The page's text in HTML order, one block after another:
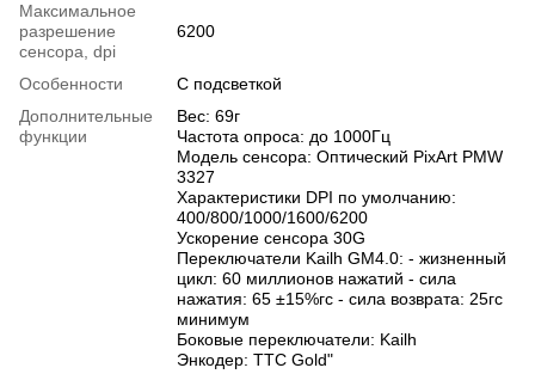
Максимальное
разрешение
сенсора, dpi
6200
Особенности
С подсветкой
Дополнительные
функции
Вес: 69г
Частота опроса: до 1000Гц
Модель сенсора: Оптический PixArt PMW
3327
Характеристики DPI по умолчанию:
400/800/1000/1600/6200
Ускорение сенсора 30G
Переключатели Kailh GM4.0: - жизненный
цикл: 60 миллионов нажатий - сила
нажатия: 65 ±15%гс - сила возврата: 25гс
минимум
Боковые переключатели: Kailh
Энкодер: TTC Gold"